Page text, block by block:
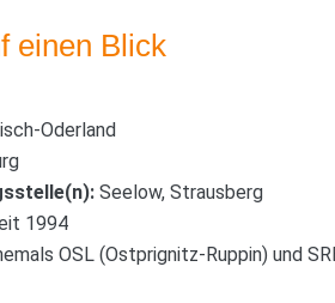
einen Blick
Oderland
Seelow, Strausberg
1994
OSL (Ostprignitz-Ruppin) und